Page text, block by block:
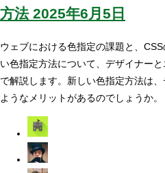
方法 2025年6月5日
ウェブにおける色指定の課題と、
い色指定方法について、デザイナー
で解説します。新しい色指定方法は
ようなメリットがあるのでしょうか。